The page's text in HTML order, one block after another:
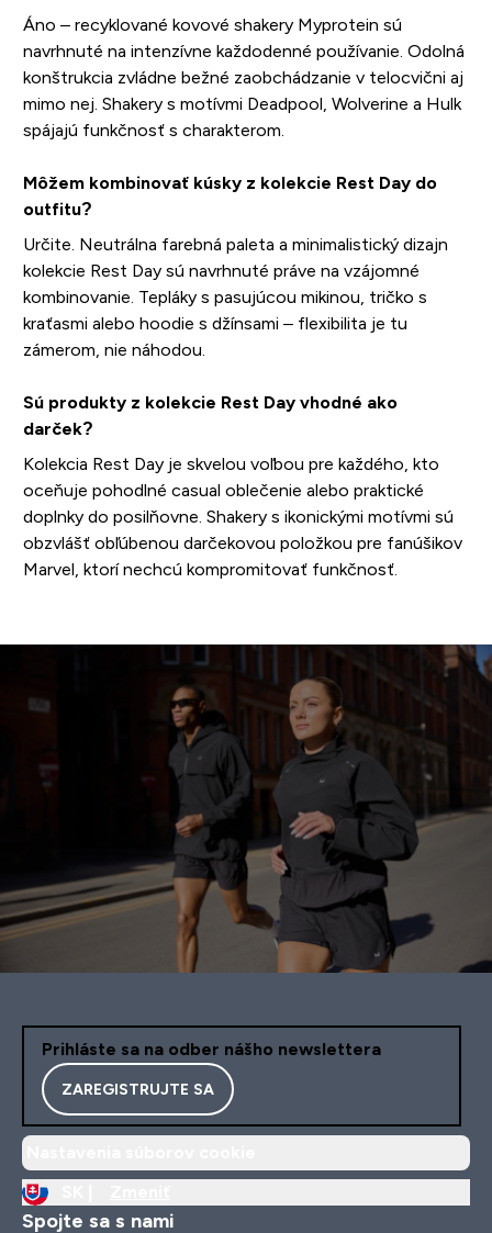
Áno – recyklované kovové shakery Myprotein sú
navrhnuté na intenzívne každodenné používanie. Odolná
konštrukcia zvládne bežné zaobchádzanie v telocvični aj
mimo nej. Shakery s motívmi Deadpool, Wolverine a Hulk
spájajú funkčnosť s charakterom.
Môžem kombinovať kúsky z kolekcie Rest Day do
outfitu?
Určite. Neutrálna farebná paleta a minimalistický dizajn
kolekcie Rest Day sú navrhnuté práve na vzájomné
kombinovanie. Tepláky s pasujúcou mikinou, tričko s
kraťasmi alebo hoodie s džínsami – flexibilita je tu
zámerom, nie náhodou.
Sú produkty z kolekcie Rest Day vhodné ako
darček?
Kolekcia Rest Day je skvelou voľbou pre každého, kto
oceňuje pohodlné casual oblečenie alebo praktické
doplnky do posilňovne. Shakery s ikonickými motívmi sú
obzvlášť obľúbenou darčekovou položkou pre fanúšikov
Marvel, ktorí nechcú kompromitovať funkčnosť.
Prihláste sa na odber nášho newslettera
ZAREGISTRUJTE SA
Spojte sa s nami